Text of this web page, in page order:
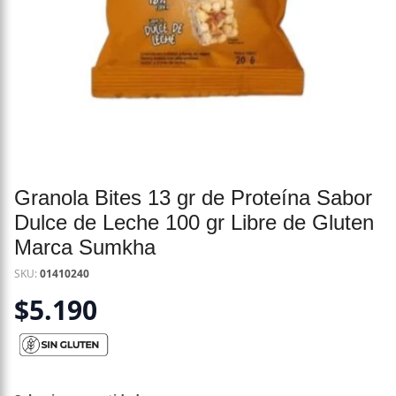
Granola Bites 13 gr de Proteína Sabor
Dulce de Leche 100 gr Libre de Gluten
Marca Sumkha
SKU:01410240
$5.190